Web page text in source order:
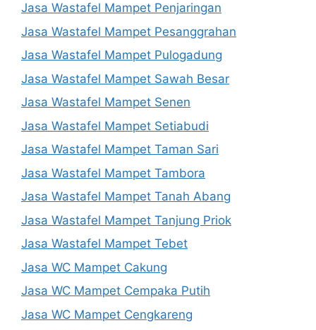
Jasa Wastafel Mampet Penjaringan
Jasa Wastafel Mampet Pesanggrahan
Jasa Wastafel Mampet Pulogadung
Jasa Wastafel Mampet Sawah Besar
Jasa Wastafel Mampet Senen
Jasa Wastafel Mampet Setiabudi
Jasa Wastafel Mampet Taman Sari
Jasa Wastafel Mampet Tambora
Jasa Wastafel Mampet Tanah Abang
Jasa Wastafel Mampet Tanjung Priok
Jasa Wastafel Mampet Tebet
Jasa WC Mampet Cakung
Jasa WC Mampet Cempaka Putih
Jasa WC Mampet Cengkareng